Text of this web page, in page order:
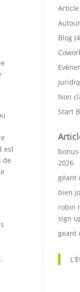
est
de
Blog
Non
Start
2026
géant
bien
robin
sign
geant